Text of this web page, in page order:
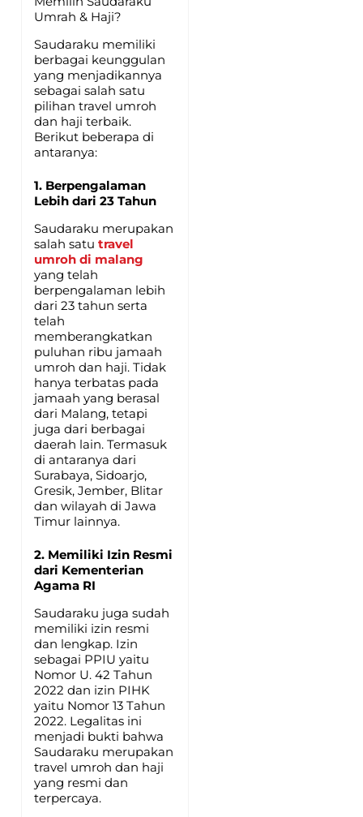
Umrah & Haji?
Saudaraku memiliki
berbagai keunggulan
yang menjadikannya
sebagai salah satu
pilihan travel umroh
dan haji terbaik.
Berikut beberapa di
antaranya:
1. Berpengalaman
Lebih dari 23 Tahun
Saudaraku merupakan
salah satu travel
umroh di malang
yang telah
berpengalaman lebih
dari 23 tahun serta
telah
memberangkatkan
puluhan ribu jamaah
umroh dan haji. Tidak
hanya terbatas pada
jamaah yang berasal
dari Malang, tetapi
juga dari berbagai
daerah lain. Termasuk
di antaranya dari
Surabaya, Sidoarjo,
Gresik, Jember, Blitar
dan wilayah di Jawa
Timur lainnya.
2. Memiliki Izin Resmi
dari Kementerian
Agama RI
Saudaraku juga sudah
memiliki izin resmi
dan lengkap. Izin
sebagai PPIU yaitu
Nomor U. 42 Tahun
2022 dan izin PIHK
yaitu Nomor 13 Tahun
2022. Legalitas ini
menjadi bukti bahwa
Saudaraku merupakan
travel umroh dan haji
yang resmi dan
terpercaya.